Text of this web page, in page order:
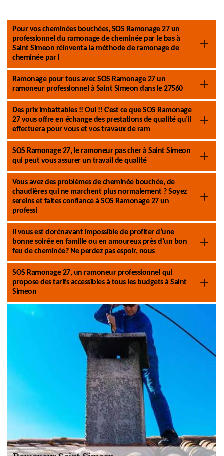
Pour vos cheminées bouchées, SOS Ramonage 27 un
professionnel du ramonage de cheminée par le bas à
Saint Simeon réinventa la méthode de ramonage de
cheminée par l
Ramonage pour tous avec SOS Ramonage 27 un
ramoneur professionnel à Saint Simeon dans le 27560
Des prix imbattables !! Oui !! C’est ce que SOS Ramonage
27 vous offre en échange des prestations de qualité qu’il
effectuera pour vous et vos travaux de ram
SOS Ramonage 27, le ramoneur pas cher à Saint Simeon
qui peut vous assurer un travail de qualité
Vous avez des problèmes de cheminée bouchée, de
chaudières qui ne marchent plus normalement ? Soyez
sereins et faites confiance à SOS Ramonage 27 un
professi
Il vous est dorénavant impossible de profiter d’une
bonne soirée en famille ou en amoureux près d’un bon
feu de cheminée? Ne perdez pas espoir, nous
SOS Ramonage 27, un ramoneur professionnel qui
propose des tarifs accessibles à tous les budgets à Saint
Simeon